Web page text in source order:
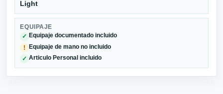
Light
EQUIPAJE
✓ Equipaje documentado incluido
! Equipaje de mano no incluido
✓ Articulo Personal incluido